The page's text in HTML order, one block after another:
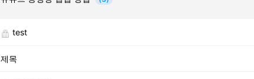
test
제목